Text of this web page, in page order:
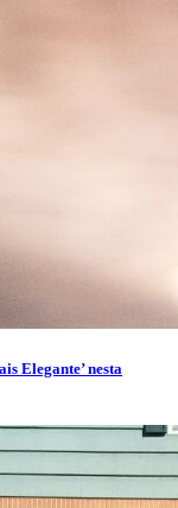
Elegante’ nesta